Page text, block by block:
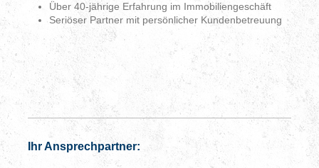
Über 40-jährige Erfahrung im Immobiliengeschäft
Seriöser Partner mit persönlicher Kundenbetreuung
Ihr Ansprechpartner: